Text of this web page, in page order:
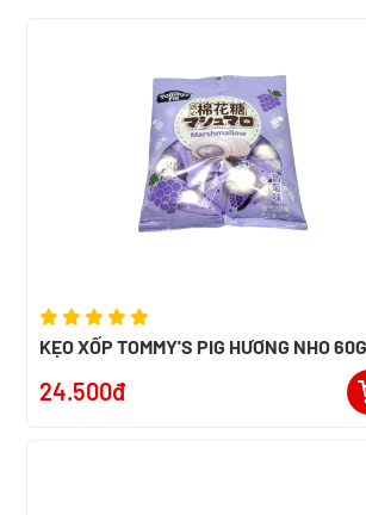
KẸO XỐP TOMMY'S PIG HƯƠNG NHO 60G
24.500đ